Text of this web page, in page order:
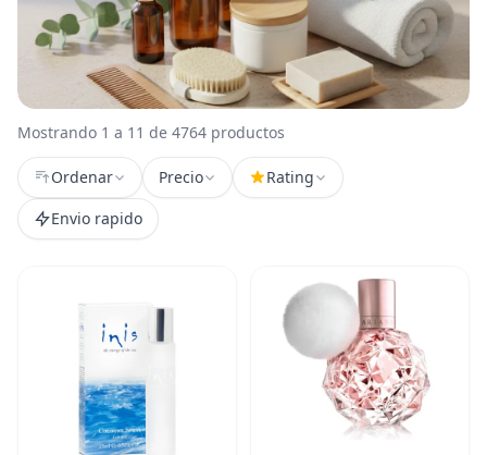
Mostrando 1 a 11 de 4764 productos
Ordenar Precio
Rating
Envio rapido